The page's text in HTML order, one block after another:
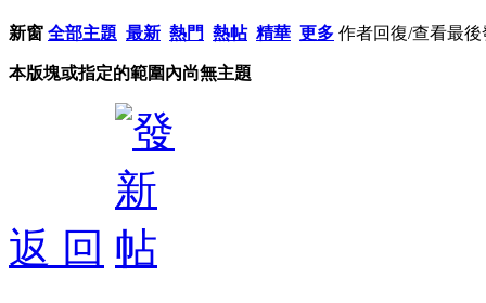
新窗 全部主題 最新 熱門 熱帖 精華 更多 作者回復/查看最後
本版塊或指定的範圍內尚無主題
返 回